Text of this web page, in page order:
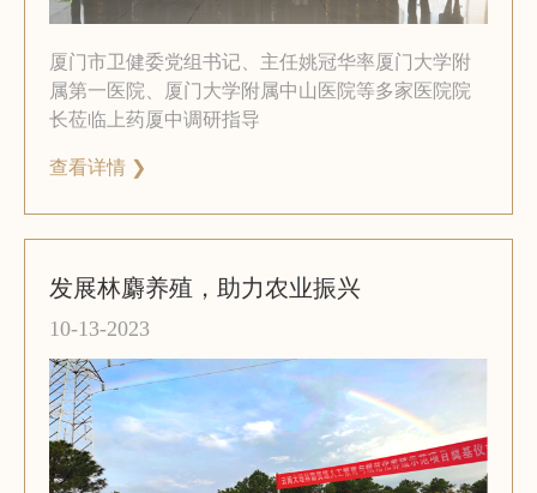
厦门市卫健委党组书记、主任姚冠华率厦门大学附
属第一医院、厦门大学附属中山医院等多家医院院
长莅临上药厦中调研指导
查看详情 ❯
发展林麝养殖，助力农业振兴
10-13-2023